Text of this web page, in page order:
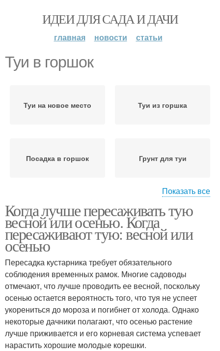
ИДЕИ ДЛЯ САДА И ДАЧИ
главная новости статьи
Туи в горшок
Туи на новое место Туи из горшка
Посадка в горшок Грунт для туи
Туи в открытый грунт
Показать все
Когда лучше пересаживать тую
весной или осенью. Когда
пересаживают тую: весной или
осенью
Пересадка кустарника требует обязательного
соблюдения временных рамок. Многие садоводы
отмечают, что лучше проводить ее весной, поскольку
осенью остается вероятность того, что туя не успеет
укорениться до мороза и погибнет от холода. Однако
некоторые дачники полагают, что осенью растение
лучше приживается и его корневая система успевает
нарастить хорошие молодые корешки.